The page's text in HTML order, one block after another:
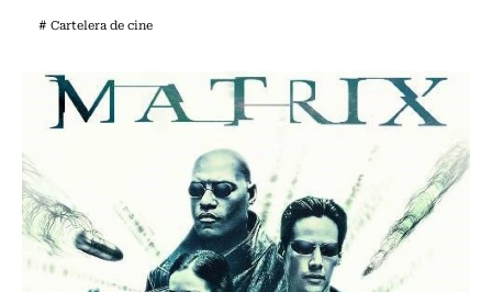
# Cartelera de cine